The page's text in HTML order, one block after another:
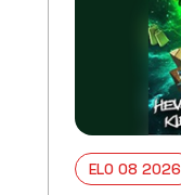
ELO 08 2026